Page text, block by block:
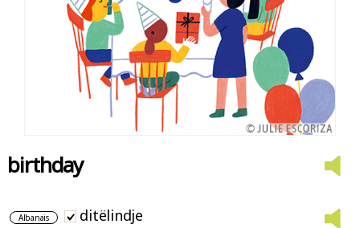
birthday
Albanais ditëlindje